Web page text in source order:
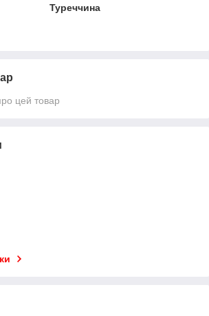
Туреччина
цей товар